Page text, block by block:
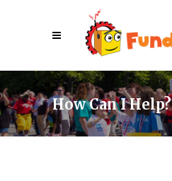
How Can I Help?